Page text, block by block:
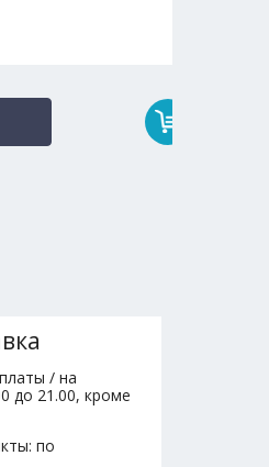
/ на
до 21.00, кроме
по